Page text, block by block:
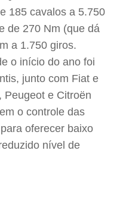
185 cavalos a 5.750
de 270 Nm (que dá
a 1.750 giros.
o início do ano foi
junto com Fiat e
Peugeot e Citroën
o controle das
oferecer baixo
nível de